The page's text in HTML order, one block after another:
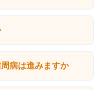
病は進みますか